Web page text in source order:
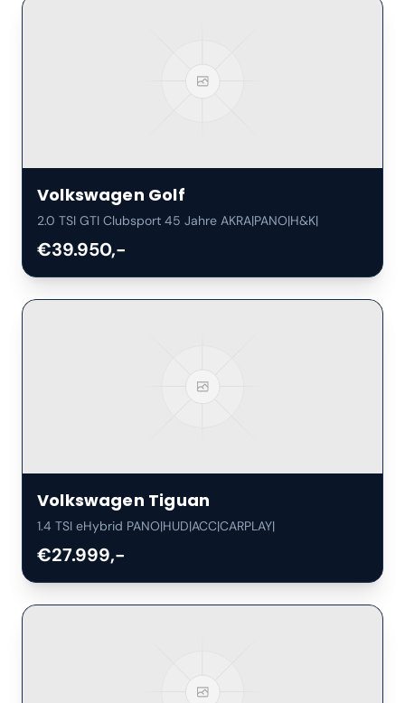
Volkswagen Golf
2.0 TSI GTI Clubsport 45 Jahre AKRA|PANO|H&K|
€39.950,-
Volkswagen Tiguan
1.4 TSI eHybrid PANO|HUD|ACC|CARPLAY|
€27.999,-